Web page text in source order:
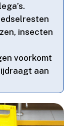
insecten
voorkomt
aan